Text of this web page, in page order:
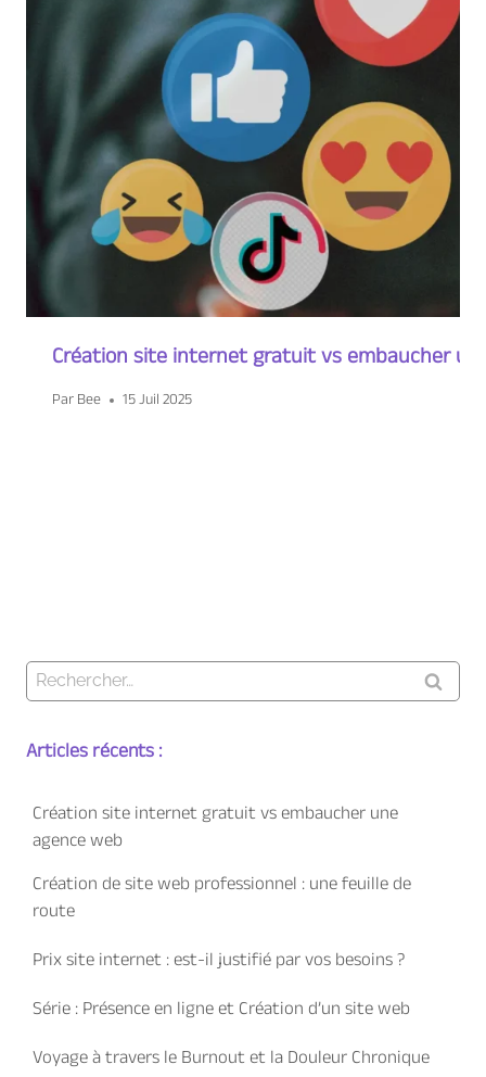
Création site internet gratuit vs embaucher
ParBee 15 Juil 2025
Rechercher :
Articles récents :
Création site internet gratuit vs embaucher une
agence web
Création de site web professionnel : une feuille de
route
Prix site internet : est-il justifié par vos besoins ?
Série : Présence en ligne et Création d’un site web
Voyage à travers le Burnout et la Douleur Chronique